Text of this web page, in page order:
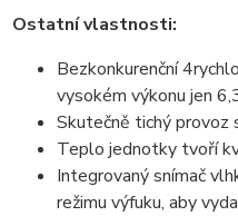
Ostatní vlastnosti:
Bezkonkurenční
vysokém výkonu jen
Skutečně tichý provoz
Teplo jednotky tvoří
Integrovaný snímač
režimu výfuku, aby